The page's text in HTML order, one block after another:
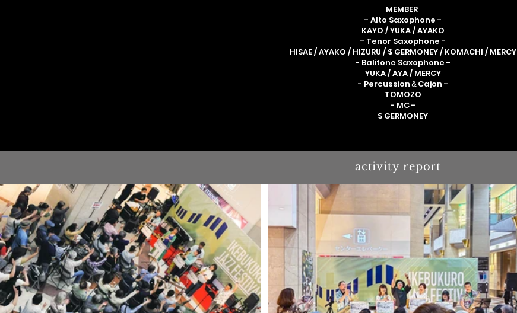
MEMBER
- Alto Saxophone -
KAYO / YUKA / AYAKO
- Tenor Saxophone -
HISAE / AYAKO / HIZURU / $ GERMONEY / KOMACHI / MERCY
- Balitone Saxophone -
YUKA / AYA / MERCY
- Percussion＆Cajon -
TOMOZO
- MC -
$ GERMONEY
activity report